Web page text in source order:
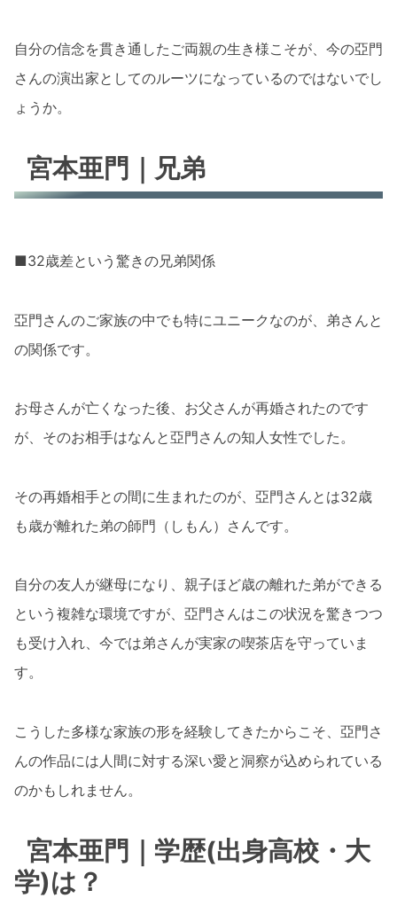
自分の信念を貫き通したご両親の生き様こそが、今の亞門
さんの演出家としてのルーツになっているのではないでし
ょうか。
宮本亜門｜兄弟
■32歳差という驚きの兄弟関係
亞門さんのご家族の中でも特にユニークなのが、弟さんと
の関係です。
お母さんが亡くなった後、お父さんが再婚されたのです
が、そのお相手はなんと亞門さんの知人女性でした。
その再婚相手との間に生まれたのが、亞門さんとは32歳
も歳が離れた弟の師門（しもん）さんです。
自分の友人が継母になり、親子ほど歳の離れた弟ができる
という複雑な環境ですが、亞門さんはこの状況を驚きつつ
も受け入れ、今では弟さんが実家の喫茶店を守っていま
す。
こうした多様な家族の形を経験してきたからこそ、亞門さ
んの作品には人間に対する深い愛と洞察が込められている
のかもしれません。
宮本亜門｜学歴(出身高校・大
学)は？